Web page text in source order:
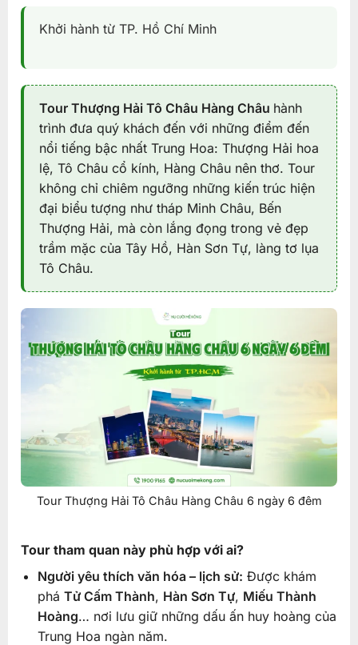
Khởi hành từ TP. Hồ Chí Minh
Tour Thượng Hải Tô Châu Hàng Châu hành
trình đưa quý khách đến với những điểm đến
nổi tiếng bậc nhất Trung Hoa: Thượng Hải hoa
lệ, Tô Châu cổ kính, Hàng Châu nên thơ. Tour
không chỉ chiêm ngưỡng những kiến trúc hiện
đại biểu tượng như tháp Minh Châu, Bến
Thượng Hải, mà còn lắng đọng trong vẻ đẹp
trầm mặc của Tây Hồ, Hàn Sơn Tự, làng tơ lụa
Tô Châu.
Tour Thượng Hải Tô Châu Hàng Châu 6 ngày 6 đêm
Tour tham quan này phù hợp với ai?
Người yêu thích văn hóa – lịch sử: Được khám
phá Tử Cấm Thành, Hàn Sơn Tự, Miếu Thành
Hoàng… nơi lưu giữ những dấu ấn huy hoàng của
Trung Hoa ngàn năm.